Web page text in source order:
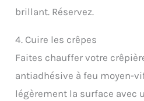
brillant. Réservez.
4. Cuire les crêpes
Faites chauffer votre
antiadhésive à feu moyen-
légèrement la surface avec